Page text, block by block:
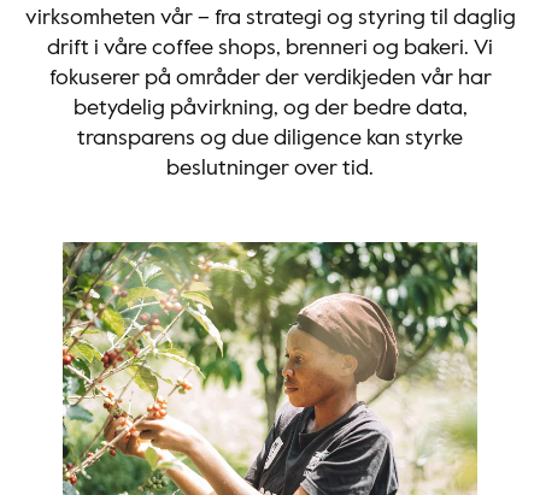
virksomheten vår – fra strategi og styring til daglig
drift i våre coffee shops, brenneri og bakeri. Vi
fokuserer på områder der verdikjeden vår har
betydelig påvirkning, og der bedre data,
transparens og due diligence kan styrke
beslutninger over tid.